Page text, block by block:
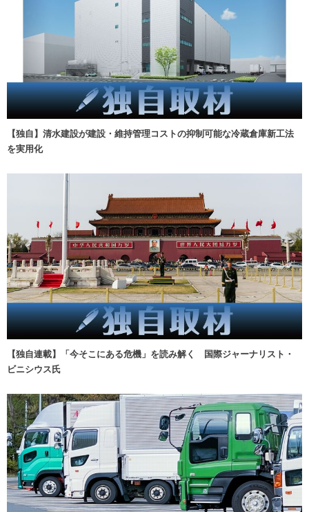
【独自】清水建設が建設・維持管理コストの抑制可能な冷蔵倉庫新工法
を実用化
【独自連載】「今そこにある危機」を読み解く 国際ジャーナリスト・
ビニシウス氏